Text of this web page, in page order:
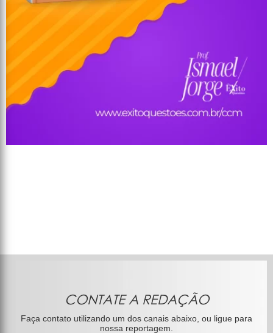
CONTATE A REDAÇÃO
Faça contato utilizando um dos canais abaixo, ou ligue para
nossa reportagem.